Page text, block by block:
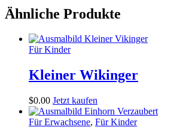
Ähnliche Produkte
Für Kinder
Kleiner Wikinger
$0.00 Jetzt kaufen
Für Erwachsene, Für Kinder